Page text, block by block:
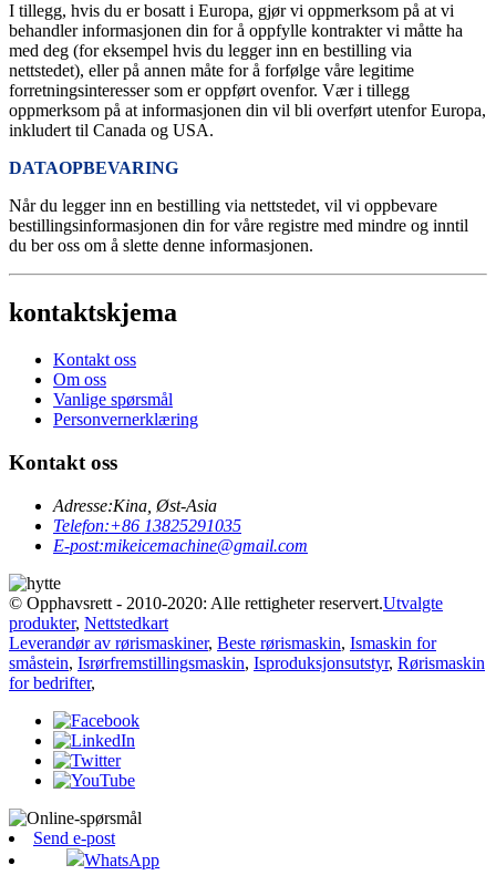
I tillegg, hvis du er bosatt i Europa, gjør vi oppmerksom på at vi
behandler informasjonen din for å oppfylle kontrakter vi måtte ha
med deg (for eksempel hvis du legger inn en bestilling via
nettstedet), eller på annen måte for å forfølge våre legitime
forretningsinteresser som er oppført ovenfor. Vær i tillegg
oppmerksom på at informasjonen din vil bli overført utenfor Europa,
inkludert til Canada og USA.
DATAOPBEVARING
Når du legger inn en bestilling via nettstedet, vil vi oppbevare
bestillingsinformasjonen din for våre registre med mindre og inntil
du ber oss om å slette denne informasjonen.
kontaktskjema
Kontakt oss
Om oss
Vanlige spørsmål
Personvernerklæring
Kontakt oss
Adresse:Kina, Øst-Asia
Telefon:+86 13825291035
E-post:mikeicemachine@gmail.com
© Opphavsrett - 2010-2020: Alle rettigheter reservert.Utvalgte
produkter, Nettstedkart
Leverandør av rørismaskiner, Beste rørismaskin, Ismaskin for
småstein, Isrørfremstillingsmaskin, Isproduksjonsutstyr, Rørismaskin
for bedrifter,
Send e-post
WhatsApp